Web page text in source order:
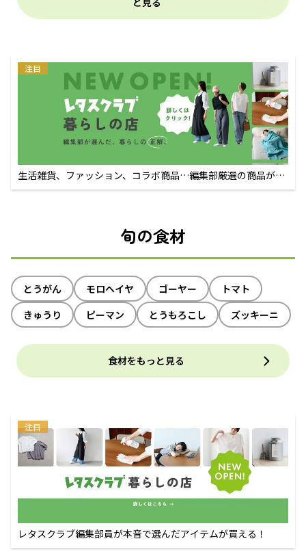
注目
生活雑貨、ファッション、コラボ商品…編集部厳選の商品が買
えるECサイト
旬の食材
とうがん モロヘイヤ ゴーヤー
トマト
きゅうり
ピーマン とうもろこし ズッキーニ
食材をもっと見る
注目
レタスクラブ編集部員が本音で選んだアイテムが買える！